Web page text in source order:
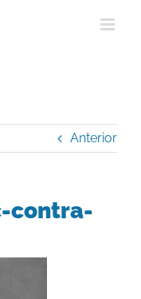
Anterior
contra-